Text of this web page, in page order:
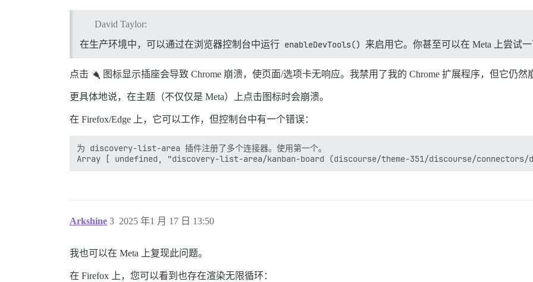
David Taylor:
在生产环境中，可以通过在浏览器控制台中运行 enableDevTools() 来启用它。你甚至可以在 Meta 上尝试
点击 图标显示插座会导致 Chrome 崩溃，使页面/选项卡无响应。我禁用了我的 Chrome 扩展程序，但它仍然
更具体地说，在主题（不仅仅是 Meta）上点击图标时会崩溃。
在 Firefox/Edge 上，它可以工作，但控制台中有一个错误：
为 discovery-list-area 插件注册了多个连接器。使用第一个。
Arkshine 2025 年1 月 17 日 13:50
3
我也可以在 Meta 上复现此问题。
在 Firefox 上，您可以看到也存在渲染无限循环：